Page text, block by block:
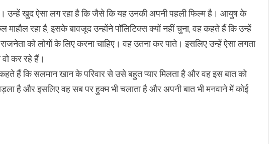
उन्हें खुद ऐसा लग रहा है कि जैसे कि यह उनकी अपनी पहली फिल्म है। आयुष के
माहौल रहा है, इसके बावजूद उन्होंने पॉलिटिक्स क्यों नहीं चुना, वह कहते हैं कि उन्हें
को लोगों के लिए करना चाहिए। वह उतना कर पाते। इसलिए उन्हें ऐसा लगता
वो कर रहे हैं।
हैं कि सलमान खान के परिवार से उसे बहुत प्यार मिलता है और वह इस बात को
है और इसलिए वह सब पर हुक्म भी चलाता है और अपनी बात भी मनवाने में कोई